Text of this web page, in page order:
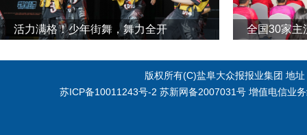
活力满格！少年街舞，舞力全开 全国30家主
版权所有(C)盐阜大众报报业集团 地
苏ICP备10011243号-2 苏新网备2007031号 增值电信业